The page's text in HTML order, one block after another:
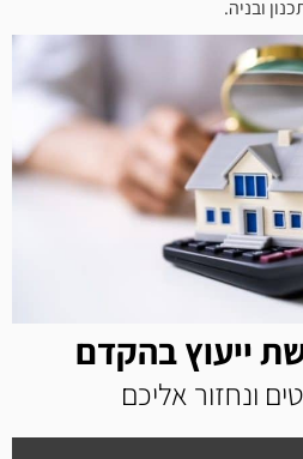
ובניה.
ייעוץ בהקדם
ונחזור אליכם